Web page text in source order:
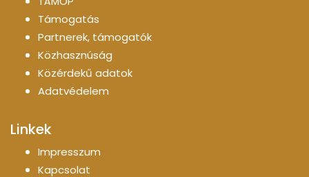
Támogatás
Partnerek, támogatók
Közhasznúság
Közérdekű adatok
Adatvédelem
Linkek
Impresszum
Kapcsolat